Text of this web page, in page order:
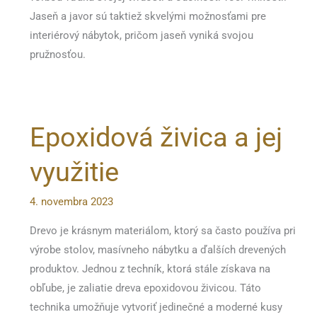
Jaseň a javor sú taktiež skvelými možnosťami pre
interiérový nábytok, pričom jaseň vyniká svojou
pružnosťou.
Epoxidová živica a jej
využitie
4. novembra 2023
Drevo je krásnym materiálom, ktorý sa často používa pri
výrobe stolov, masívneho nábytku a ďalších drevených
produktov. Jednou z techník, ktorá stále získava na
obľube, je zaliatie dreva epoxidovou živicou. Táto
technika umožňuje vytvoriť jedinečné a moderné kusy